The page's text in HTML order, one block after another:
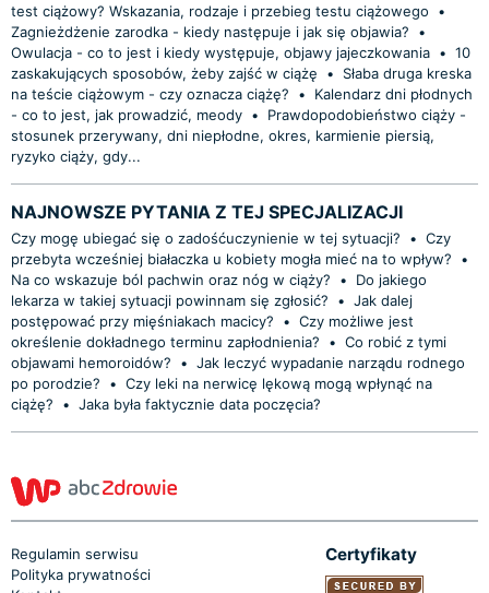
test ciążowy? Wskazania, rodzaje i przebieg testu ciążowego
•
Zagnieżdżenie zarodka - kiedy następuje i jak się objawia?
•
Owulacja - co to jest i kiedy występuje, objawy jajeczkowania • 10
zaskakujących sposobów, żeby zajść w ciążę
•
Słaba druga kreska
na teście ciążowym - czy oznacza ciążę?
•
Kalendarz dni płodnych
- co to jest, jak prowadzić, meody •
Prawdopodobieństwo ciąży -
stosunek przerywany, dni niepłodne, okres, karmienie piersią,
ryzyko ciąży, gdy...
NAJNOWSZE PYTANIA Z TEJ SPECJALIZACJI
Czy mogę ubiegać się o zadośćuczynienie w tej sytuacji? • Czy
przebyta wcześniej białaczka u kobiety mogła mieć na to wpływ?
•
Na co wskazuje ból pachwin oraz nóg w ciąży?
•
Do jakiego
lekarza w takiej sytuacji powinnam się zgłosić?
• Jak dalej
postępować przy mięśniakach macicy?
• Czy możliwe jest
określenie dokładnego terminu zapłodnienia?
• Co robić z tymi
objawami hemoroidów?
• Jak leczyć wypadanie narządu rodnego
po porodzie?
• Czy leki na nerwicę lękową mogą wpłynąć na
ciążę?
• Jaka była faktycznie data poczęcia?
Regulamin serwisu
Polityka prywatności
Certyfikaty